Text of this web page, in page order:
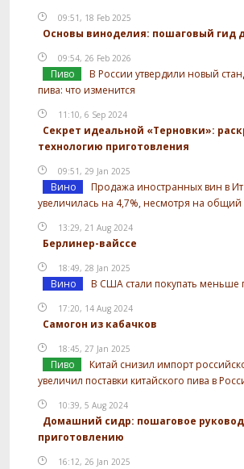
09:51, 18 Feb 2025
Основы виноделия: пошаговый гид
09:54, 26 Feb 2026
Пиво
В России утвердили новый
пива: что изменится
11:10, 6 Sep 2024
Секрет идеальной «Терновки»:
технологию приготовления
09:51, 29 Jan 2025
Вино
Продажа иностранных вин в
увеличилась на 4,7%, несмотря на
13:29, 21 Aug 2024
Берлинер-вайссе
18:49, 28 Jan 2025
Вино В США стали покупать меньше
17:20, 14 Aug 2024
Самогон из кабачков
18:45, 27 Jan 2025
Пиво
Китай снизил импорт
увеличил поставки китайского пива в
10:39, 5 Aug 2024
Домашний сидр: пошаговое
приготовлению
16:12, 26 Jan 2025